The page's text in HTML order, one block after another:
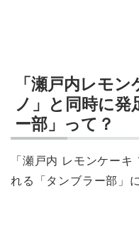
「瀬戸内レモ
ノ」と同時に
ー部」って？
「瀬戸内 レモンケー
れる「タンブラー部」